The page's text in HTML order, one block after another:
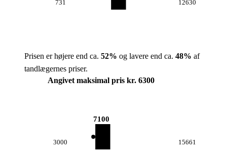
731 12630
Prisen er højere end ca. 52% og lavere end ca. 48% af
tandlægernes priser.
Angivet maksimal pris kr. 6300
3000
7100
15661